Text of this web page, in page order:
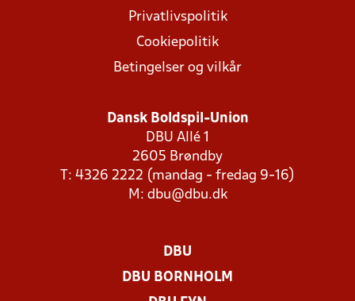
Privatlivspolitik
Cookiepolitik
Betingelser og vilkår
Dansk Boldspil-Union
DBU Allé 1
2605 Brøndby
T: 4326 2222 (mandag - fredag 9-16)
M: dbu@dbu.dk
DBU
DBU BORNHOLM